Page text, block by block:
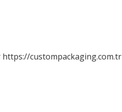
https://custompackaging.com.tr